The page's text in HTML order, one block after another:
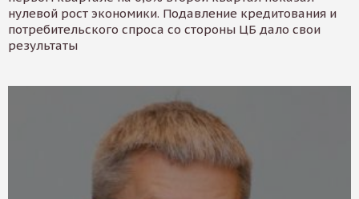
нулевой рост экономики. Подавление кредитования и
потребительского спроса со стороны ЦБ дало свои
результаты